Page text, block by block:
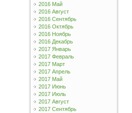
2016 Май
2016 Август
2016 Сентябрь
2016 Октябрь
2016 Ноябрь
2016 Декабрь
2017 Январь
2017 Февраль
2017 Март
2017 Апрель
2017 Май
2017 Июнь
2017 Июль
2017 Август
2017 Сентябрь